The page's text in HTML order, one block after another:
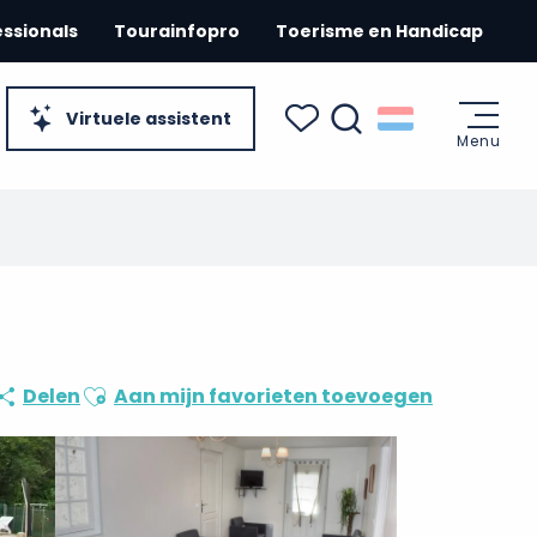
Virtuele assistent
Tourainfopro Toerisme en Handicap
Menu
DelenAjouter aux favoris
Aan mijn favorieten toevoegen